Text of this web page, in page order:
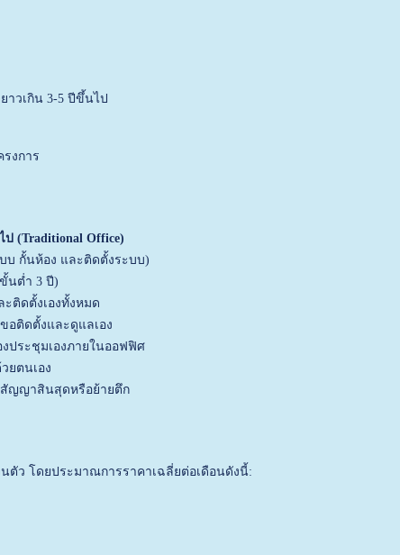
าวเกิน 3-5 ปีขึ้นไป
งการ
ป (Traditional Office)
บ กั้นห้อง และติดตั้งระบบ)
นต่ำ 3 ปี)
ะติดตั้งเองทั้งหมด
อติดตั้งและดูแลเอง
ประชุมเองภายในออฟฟิศ
ยตนเอง
สัญญาสินสุดหรือย้ายตึก
ว โดยประมาณการราคาเฉลี่ยต่อเดือนดังนี้: